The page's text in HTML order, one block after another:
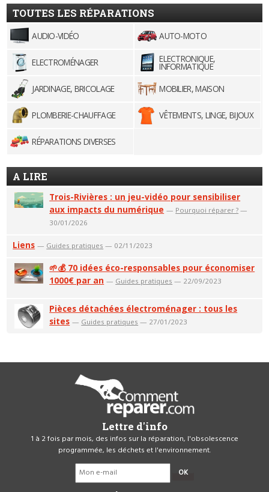
TOUTES LES RÉPARATIONS
AUDIO-VIDÉO AUTO-MOTO
ELECTROMÉNAGER ELECTRONIQUE,
INFORMATIQUE
JARDINAGE, BRICOLAGE
MOBILIER, MAISON
PLOMBERIE-CHAUFFAGE VÊTEMENTS, LINGE, BIJOUX
RÉPARATIONS DIVERSES
A LIRE
Trois-Rivières : un jeu-vidéo pour sensibiliser
aux impacts du numérique — Pourquoi réparer ? —
30/01/2026
Liens — Guides pratiques — 02/11/2023
🌱💰 70 idées éco-responsables pour économiser
1000€ par an — Guides pratiques — 22/09/2023
Pièces détachées électroménager : tous les
sites — Guides pratiques — 27/01/2023
Lettre d'info
1 à 2 fois par mois, des infos sur la réparation, l'obsolescence
programmée, les déchets et l'environnement.
OK